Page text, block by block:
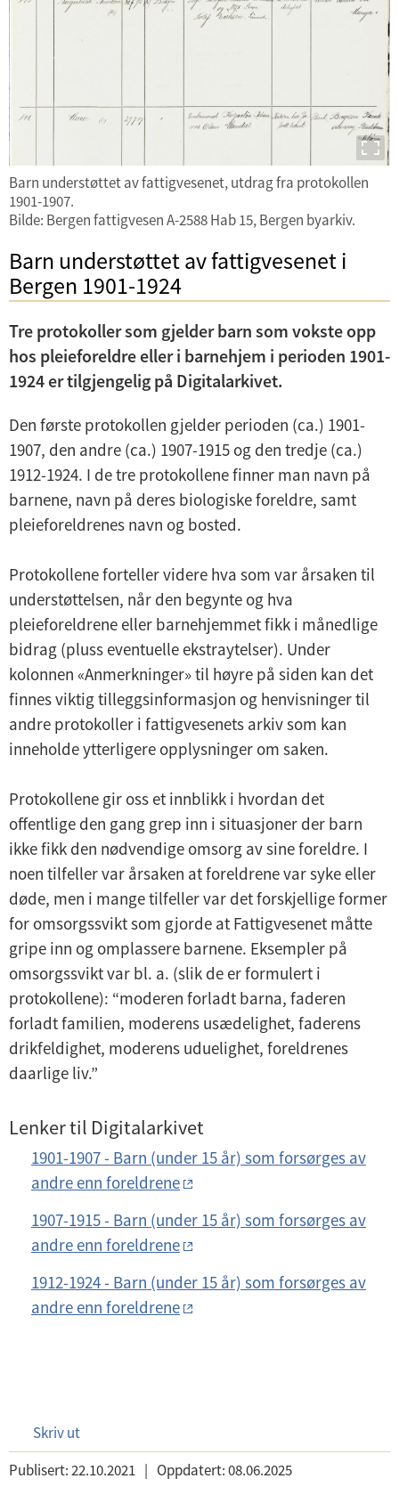
e
n
y
Byarkivet på Digitalarkivet
Arkivportalen
Oppslagsverket oVe
Arkiver fra 2. verdenskrig
r
m
n
y
Barn understøttet av fattigvesenet, utdrag fra protokollen
1901-1907.
Bilde: Bergen fattigvesen A-2588 Hab 15, Bergen byarkiv.
Barn understøttet av fattigvesenet i
Bergen 1901-1924
Tre protokoller som gjelder barn som vokste opp
hos pleieforeldre eller i barnehjem i perioden 1901-
1924 er tilgjengelig på Digitalarkivet.
Den første protokollen gjelder perioden (ca.) 1901-
1907, den andre (ca.) 1907-1915 og den tredje (ca.)
1912-1924. I de tre protokollene finner man navn på
barnene, navn på deres biologiske foreldre, samt
pleieforeldrenes navn og bosted.
Protokollene forteller videre hva som var årsaken til
understøttelsen, når den begynte og hva
pleieforeldrene eller barnehjemmet fikk i månedlige
bidrag (pluss eventuelle ekstraytelser). Under
kolonnen «Anmerkninger» til høyre på siden kan det
finnes viktig tilleggsinformasjon og henvisninger til
andre protokoller i fattigvesenets arkiv som kan
inneholde ytterligere opplysninger om saken.
Protokollene gir oss et innblikk i hvordan det
offentlige den gang grep inn i situasjoner der barn
ikke fikk den nødvendige omsorg av sine foreldre. I
noen tilfeller var årsaken at foreldrene var syke eller
døde, men i mange tilfeller var det forskjellige former
for omsorgssvikt som gjorde at Fattigvesenet måtte
gripe inn og omplassere barnene. Eksempler på
omsorgssvikt var bl. a. (slik de er formulert i
protokollene): “moderen forladt barna, faderen
forladt familien, moderens usædelighet, faderens
drikfeldighet, moderens uduelighet, foreldrenes
daarlige liv.”
Lenker til Digitalarkivet
1901-1907 - Barn (under 15 år) som forsørges av
andre enn foreldrene
1907-1915 - Barn (under 15 år) som forsørges av
andre enn foreldrene
1912-1924 - Barn (under 15 år) som forsørges av
andre enn foreldrene
Skriv ut
Publisert:22.10.2021 | Oppdatert:08.06.2025